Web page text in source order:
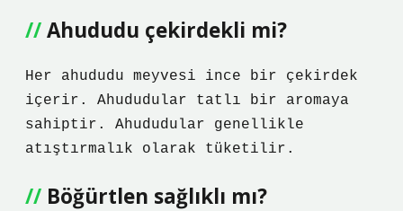
Ahududu çekirdekli mi?
Her ahududu meyvesi ince bir çekirdek
içerir. Ahududular tatlı bir aromaya
sahiptir. Ahududular genellikle
atıştırmalık olarak tüketilir.
Böğürtlen sağlıklı mı?